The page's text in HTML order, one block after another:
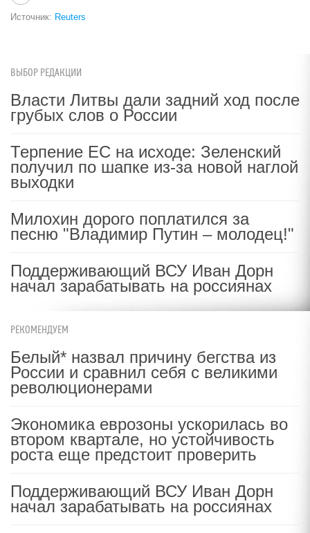
Источник: Reuters
ВЫБОР РЕДАКЦИИ
Власти Литвы дали задний ход после
грубых слов о России
Терпение ЕС на исходе: Зеленский
получил по шапке из-за новой наглой
выходки
Милохин дорого поплатился за
песню "Владимир Путин – молодец!"
Поддерживающий ВСУ Иван Дорн
начал зарабатывать на россиянах
РЕКОМЕНДУЕМ
Белый* назвал причину бегства из
России и сравнил себя с великими
революционерами
Экономика еврозоны ускорилась во
втором квартале, но устойчивость
роста еще предстоит проверить
Поддерживающий ВСУ Иван Дорн
начал зарабатывать на россиянах